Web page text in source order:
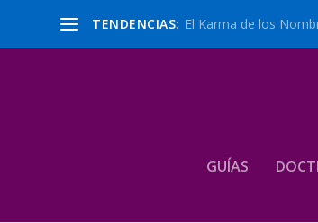
TENDENCIAS: El Karma de los
GUÍAS